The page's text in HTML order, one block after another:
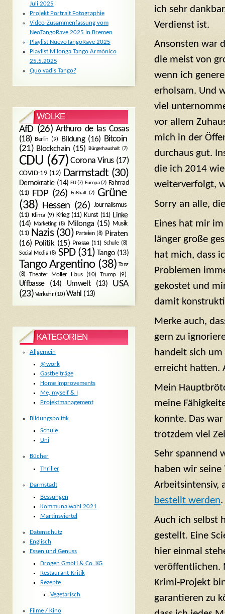
ich sehr
Verdienst ist.
Ansonsten war
die meist von
wenn ich
erholsam. Und
viel
vor allem
mich in der
durchaus gut.
die ich 2014
weiterverfolgt,
Sorry an alle,
Eines hat mir
länger große
hat mich, dass
Problemen
gekostet und
damit
Merke auch,
gern zu
handelt sich
erreicht hatten.
Mein
meine
konnte. Das
trotzdem viel
Sehr spannend
haben wir
Arbeitsintensiv,
bestellt werden
Auch ich selbst
gestellt. Eine
hier einmal
veröffentlichen.
Krimi-Projekt
garantieren zu
Juli 2025
Projekt Portrait Fotographie
Video-Zusammenfassung vom
NeoTangoRave 2025 in Bremen
Playlist NuevoTangoRave 2025
Playlist Milonga Tango Armónico
25.5.2025
Quo vadis Tango?
WOLKE
AfD(26) Arthuro de las Cosas
(18) Berlin (9) Bildung(16) Bitcoin
(21) Blockchain (15) Bürgerhaushalt (7)
CDU (67) Corona Virus(17)
COVID-19 (12) Darmstadt (30)
Demokratie(14) EU(7) Europa(7) Fahrrad
(11)
FDP(26) Fußball (7)
Grüne
(38) Hessen (26) Journalismus
(11) Klima(9) Krieg(11) Kunst(11) Linke
(14) Marketing(8) Milonga(15) Musik
(11) Nazis(30) Parteien(8) Piraten
(16) Politik(15) Presse(11) Schule(8)
Social Media (8) SPD(31) Tango(13)
Tango Argentino(38) Tanz
(8)
Theater Moller Haus(10) Trump(9)
Uffbasse(14) Umwelt(13)
USA
(23) Verkehr(10) Wahl (13)
KATEGORIEN
Allgemein
@work
Gastbeiträge
Home Improvements
Me, myself & I
Projektmanagement
Bildungspolitik
Schule
Uni
Bücher
Thriller
Darmstadt
Bessungen
Kommunalwahl 2021
Martinsviertel
Datenschutz
Englisch
Essen und Genuss
Drogen GmbH & Co. KG
Restaurant-Kritik
Rezepte
Vegetarisch
Filme / Kino